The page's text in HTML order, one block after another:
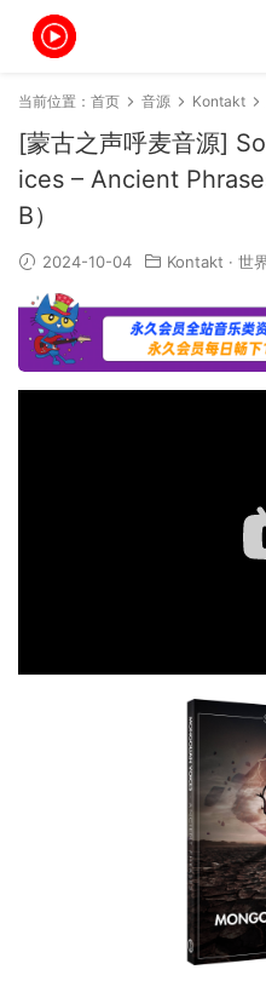
当前位置： 首页 音源 Kontakt
[蒙古之声呼麦音源]
ices – Ancient
B）
2024-10-04 Kontakt · 世